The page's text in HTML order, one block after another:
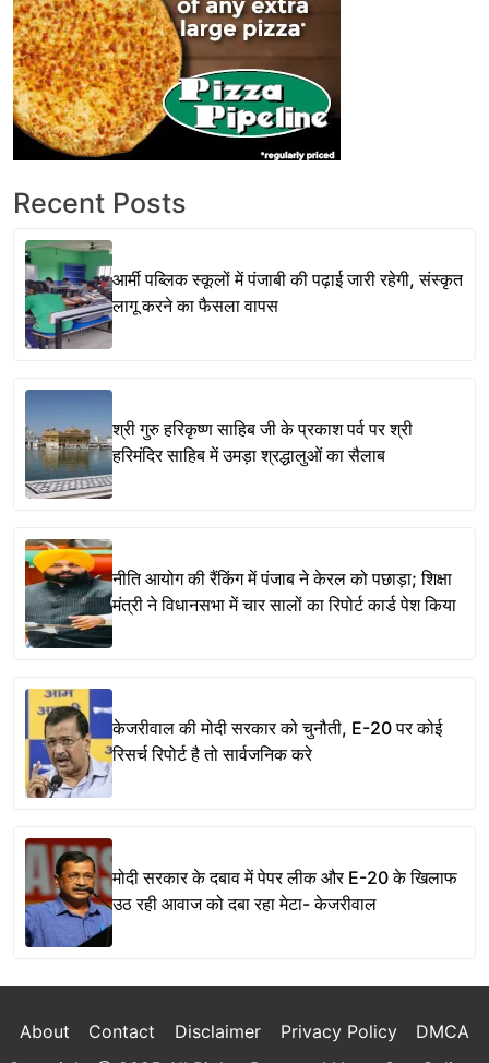
Recent Posts
आर्मी पब्लिक स्कूलों में पंजाबी की पढ़ाई जारी रहेगी, संस्कृत
लागू करने का फैसला वापस
श्री गुरु हरिकृष्ण साहिब जी के प्रकाश पर्व पर श्री
हरिमंदिर साहिब में उमड़ा श्रद्धालुओं का सैलाब
नीति आयोग की रैंकिंग में पंजाब ने केरल को पछाड़ा; शिक्षा
मंत्री ने विधानसभा में चार सालों का रिपोर्ट कार्ड पेश किया
केजरीवाल की मोदी सरकार को चुनौती, E-20 पर कोई
रिसर्च रिपोर्ट है तो सार्वजनिक करे
मोदी सरकार के दबाव में पेपर लीक और E-20 के खिलाफ
उठ रही आवाज को दबा रहा मेटा- केजरीवाल
About Contact Disclaimer Privacy Policy
DMCA